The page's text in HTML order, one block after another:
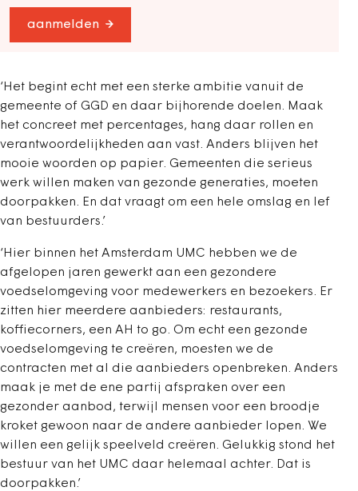
aanmelden
‘Het begint echt met een sterke ambitie vanuit de
gemeente of GGD en daar bijhorende doelen. Maak
het concreet met percentages, hang daar rollen en
verantwoordelijkheden aan vast. Anders blijven het
mooie woorden op papier. Gemeenten die serieus
werk willen maken van gezonde generaties, moeten
doorpakken. En dat vraagt om een hele omslag en lef
van bestuurders.’
‘Hier binnen het Amsterdam UMC hebben we de
afgelopen jaren gewerkt aan een gezondere
voedselomgeving voor medewerkers en bezoekers. Er
zitten hier meerdere aanbieders: restaurants,
koffiecorners, een AH to go. Om echt een gezonde
voedselomgeving te creëren, moesten we de
contracten met al die aanbieders openbreken. Anders
maak je met de ene partij afspraken over een
gezonder aanbod, terwijl mensen voor een broodje
kroket gewoon naar de andere aanbieder lopen. We
willen een gelijk speelveld creëren. Gelukkig stond het
bestuur van het UMC daar helemaal achter. Dat is
doorpakken.’